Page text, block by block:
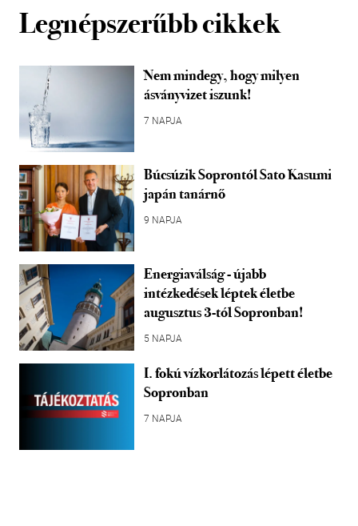
Legnépszerűbb cikkek
Nem mindegy, hogy milyen
ásványvizet iszunk!
7 NAPJA
Búcsúzik Soprontól Sato Kasumi
japán tanárnő
9 NAPJA
Energiaválság - újabb
intézkedések léptek életbe
augusztus 3-tól Sopronban!
5 NAPJA
I. fokú vízkorlátozás lépett életbe
Sopronban
7 NAPJA